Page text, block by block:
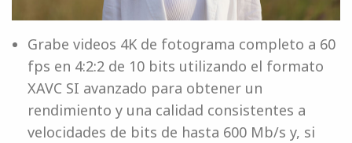
Grabe videos 4K de fotograma completo a 60
fps en 4:2:2 de 10 bits utilizando el formato
XAVC SI avanzado para obtener un
rendimiento y una calidad consistentes a
velocidades de bits de hasta 600 Mb/s y, si